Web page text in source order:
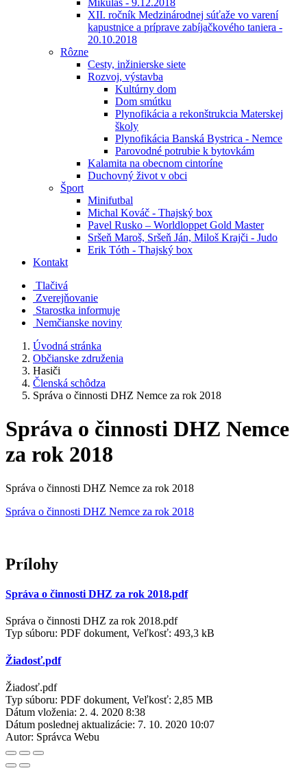
Mikuláš - 9.12.2018
XII. ročník Medzinárodnej súťaže vo varení
kapustnice a príprave zabíjačkového taniera -
20.10.2018
Rôzne
Cesty, inžinierske siete
Rozvoj, výstavba
Kultúrny dom
Dom smútku
Plynofikácia a rekonštrukcia Materskej
školy
Plynofikácia Banská Bystrica - Nemce
Parovodné potrubie k bytovkám
Kalamita na obecnom cintoríne
Duchovný život v obci
Šport
Minifutbal
Michal Kováč - Thajský box
Pavel Rusko – Worldloppet Gold Master
Sršeň Maroš, Sršeň Ján, Miloš Krajči - Judo
Erik Tóth - Thajský box
Kontakt
Tlačivá
Zverejňovanie
Starostka informuje
Nemčianske noviny
Úvodná stránka
Občianske združenia
Hasiči
Členská schôdza
Správa o činnosti DHZ Nemce za rok 2018
Správa o činnosti DHZ Nemce
za rok 2018
Správa o činnosti DHZ Nemce za rok 2018
Správa o činnosti DHZ Nemce za rok 2018
Prílohy
Správa o činnosti DHZ za rok 2018.pdf
Správa o činnosti DHZ za rok 2018.pdf
Typ súboru: PDF dokument, Veľkosť: 493,3 kB
Žiadosť.pdf
Žiadosť.pdf
Typ súboru: PDF dokument, Veľkosť: 2,85 MB
Dátum vloženia: 2. 4. 2020 8:38
Dátum poslednej aktualizácie: 7. 10. 2020 10:07
Autor: Správca Webu